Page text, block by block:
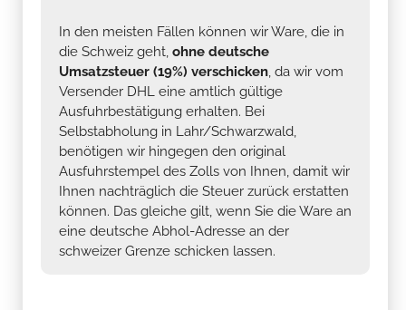
In den meisten Fällen können wir Ware, die in
die Schweiz geht, ohne deutsche
Umsatzsteuer (19%) verschicken, da wir vom
Versender DHL eine amtlich gültige
Ausfuhrbestätigung erhalten. Bei
Selbstabholung in Lahr/Schwarzwald,
benötigen wir hingegen den original
Ausfuhrstempel des Zolls von Ihnen, damit wir
Ihnen nachträglich die Steuer zurück erstatten
können. Das gleiche gilt, wenn Sie die Ware an
eine deutsche Abhol-Adresse an der
schweizer Grenze schicken lassen.